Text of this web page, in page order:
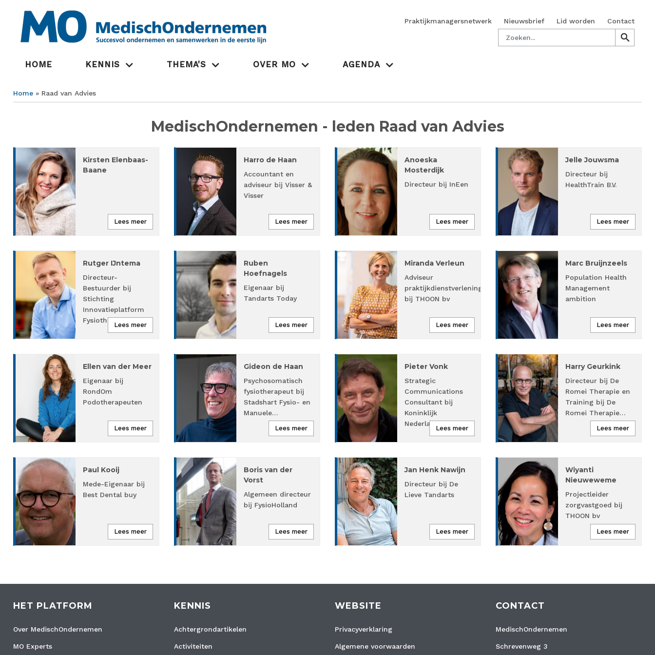
Praktijkmanagersnetwerk Nieuwsbrief Lid worden
Contact
Zoeken
search
search
Hoofdnavigatie
HOME KENNIS THEMA'S OVER MO AGENDA
Home Raad van Advies
MedischOndernemen - leden Raad van Advies
Kirsten Elenbaas-
Baane
Lees meer
Harro de Haan
Accountant en
adviseur bij Visser &
Visser
Lees meer
Anoeska
Mosterdijk
Directeur bij InEen
Lees meer
Jelle Jouwsma
Directeur bij
HealthTrain B.V.
Lees meer
Rutger IJntema
Directeur-
Bestuurder bij
Stichting
Innovatieplatform
Fysiotherapie…
Lees meer
Ruben
Hoefnagels
Eigenaar bij
Tandarts Today
Lees meer
Miranda Verleun
Adviseur
praktijkdienstverlening
bij THOON bv
Lees meer
Marc Bruijnzeels
Population Health
Management
ambition
Lees meer
Ellen van der Meer
Eigenaar bij
RondOm
Podotherapeuten
Lees meer
Gideon de Haan
Psychosomatisch
fysiotherapeut bij
Stadshart Fysio- en
Manuele…
Lees meer
Pieter Vonk
Strategic
Communications
Consultant bij
Koninklijk
Nederlands…
Lees meer
Harry Geurkink
Directeur bij De
Romei Therapie en
Training bij De
Romei Therapie…
Lees meer
Paul Kooij
Mede-Eigenaar bij
Best Dental buy
Lees meer
Boris van der
Vorst
Algemeen directeur
bij FysioHolland
Lees meer
Jan Henk Nawijn
Directeur bij De
Lieve Tandarts
Lees meer
Wiyanti
Nieuweweme
Projectleider
zorgvastgoed bij
THOON bv
Lees meer
HET PLATFORM
Over MedischOndernemen
MO Experts
KENNIS
Achtergrondartikelen
Activiteiten
WEBSITE
Privacyverklaring
Algemene voorwaarden
CONTACT
MedischOndernemen
Schrevenweg 3